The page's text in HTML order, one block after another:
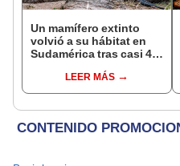
Un mamífero extinto
volvió a su hábitat en
Sudamérica tras casi 40
gigantes ya nadan
libres en Argentina
LEER MÁS